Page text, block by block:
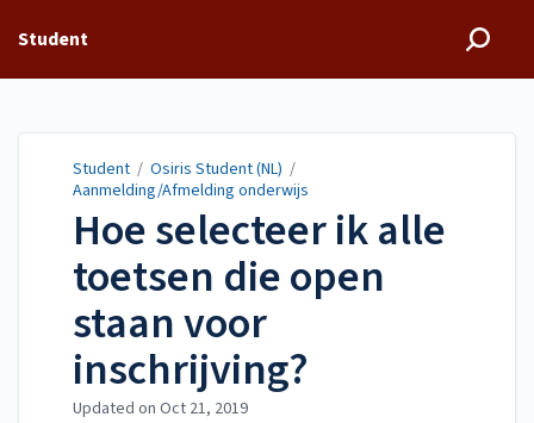
Student
Student / Osiris Student (NL) /
Aanmelding/Afmelding onderwijs
Hoe selecteer ik alle
toetsen die open
staan voor
inschrijving?
Updated on Oct 21, 2019